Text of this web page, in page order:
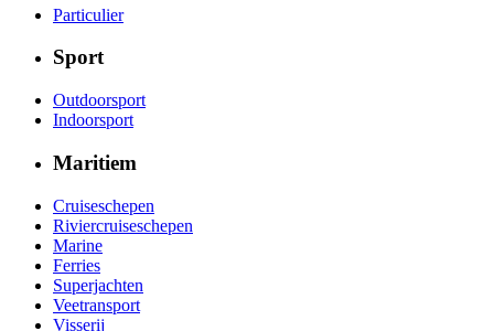
Particulier
Sport
Outdoorsport
Indoorsport
Maritiem
Cruiseschepen
Riviercruiseschepen
Marine
Ferries
Superjachten
Veetransport
Visserij